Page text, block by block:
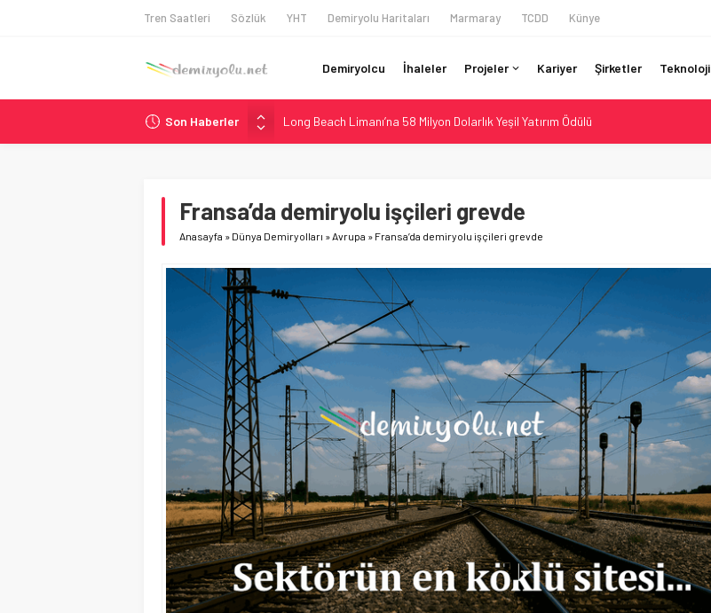
Tren Saatleri Sözlük YHT Demiryolu Haritaları Marmaray TCDD Künye
Demiryolcu İhaleler Projeler Kariyer Şirketler Teknoloji
Son Haberler
Long Beach Limanı’na 58 Milyon Dolarlık Yeşil Yatırım Ödülü
Madrid 6. Hat 2027’de Sürücüsüz: Kapasite %70 Artacak
İtalya’dan Yeni Otomotiv Demiryolu: 4.800 Ton CO2 Tasarrufu
AAR, MIT ve Berkeley Dahil 4 Üniversiteyle Araştırma Konsorsiyumu Başlattı
Fransa’da demiryolu işçileri grevde
Anasayfa » Dünya Demiryolları »Avrupa » Fransa’da demiryolu işçileri grevde